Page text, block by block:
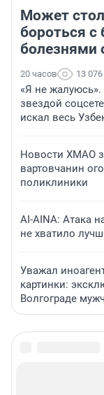
Может
бороться с
болезнями
20 часов 13 076
«Я не жалуюсь».
звездой
искал весь
Новости ХМАО
вартовчанин
поликлиники
AI-AINA: Атака
не хватило
Уважал
картинки:
Волгограде